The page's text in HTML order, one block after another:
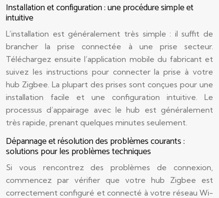
Installation et configuration : une procédure simple et
intuitive
L’installation est généralement très simple : il suffit de
brancher la prise connectée à une prise secteur.
Téléchargez ensuite l’application mobile du fabricant et
suivez les instructions pour connecter la prise à votre
hub Zigbee. La plupart des prises sont conçues pour une
installation facile et une configuration intuitive. Le
processus d’appairage avec le hub est généralement
très rapide, prenant quelques minutes seulement.
Dépannage et résolution des problèmes courants :
solutions pour les problèmes techniques
Si vous rencontrez des problèmes de connexion,
commencez par vérifier que votre hub Zigbee est
correctement configuré et connecté à votre réseau Wi-